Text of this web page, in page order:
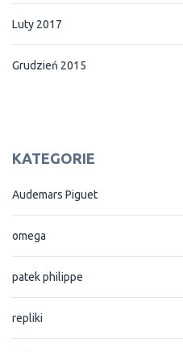
Luty 2017
Grudzień 2015
KATEGORIE
Audemars Piguet
omega
patek philippe
repliki